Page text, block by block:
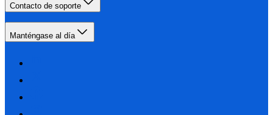
Contacto de soporte
Manténgase al día